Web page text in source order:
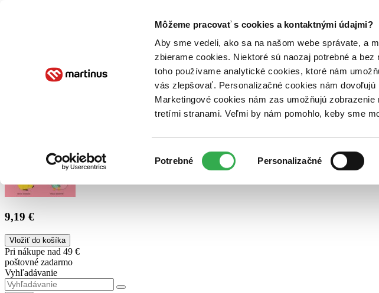
Môžeme pracovať s cookies a kontaktnými údajmi?
Aby sme vedeli, ako sa na našom webe správate, a
zbierame cookies. Niektoré sú naozaj potrebné a
toho používame analytické cookies, ktoré nám
vás zlepšovať. Personalizačné cookies nám
Marketingové cookies nám zas umožňujú
tretími stranami. Veľmi by nám pomohlo, keby sme
súhlasu
Potrebné Personalizačné
Poukážky Kontakt
9,19 €
Vložiť do košíka
Pri nákupe nad 49 €
poštovné zadarmo
Vyhľadávanie